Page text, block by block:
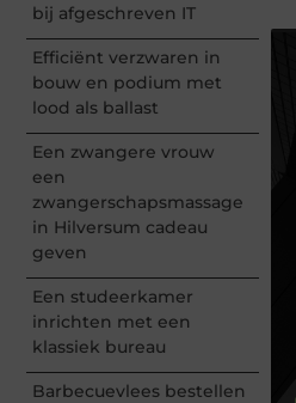
bij afgeschreven IT
Efficiënt verzwaren in
bouw en podium met
lood als ballast
Een zwangere vrouw
een
zwangerschapsmassage
in Hilversum cadeau
geven
Een studeerkamer
inrichten met een
klassiek bureau
Barbecuevlees bestellen